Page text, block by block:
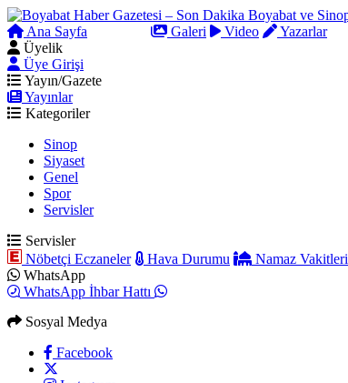
Ana Sayfa Galeri Video
Yazarlar
Üyelik
Üye Girişi
Yayın/Gazete
Yayınlar
Kategoriler
Sinop
Siyaset
Genel
Spor
Servisler
Servisler
Nöbetçi Eczaneler
Hava Durumu Namaz Vakitleri
WhatsApp
WhatsApp İhbar Hattı
Sosyal Medya
Facebook